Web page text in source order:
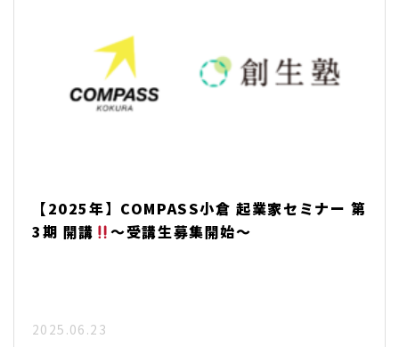
【2025年】COMPASS小倉 起業家セミナー 第
3期 開講
～受講生募集開始～
2025.06.23